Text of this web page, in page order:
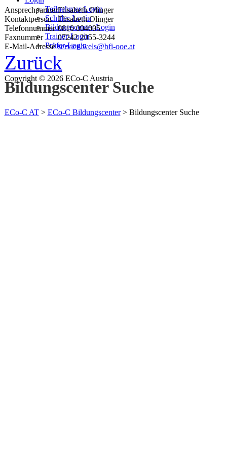
Teilnehmer-Login
Schüler-Login
Bildungscenter-Login
Trainer-Login
Prüfer-Login
Bildungscenter Suche
ECo-C AT> ECo-C Bildungscenter> Bildungscenter Suche
AnsprechpartnerElisabeth Olinger
Kontaktperson
Elisabeth Olinger
Telefonnummer 0810 004005
Faxnummer
07242 2055-3244
E-Mail-Adresse service.wels@bfi-ooe.at
Zurück
Copyright © 2026 ECo-C Austria